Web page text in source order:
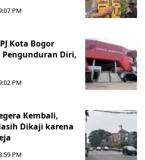
PM
Kota Bogor
Diri,
PM
Kembali,
Dikaji karena
PM